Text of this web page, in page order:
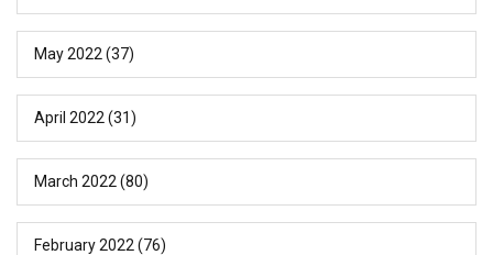
May 2022 (37)
April 2022 (31)
March 2022 (80)
February 2022 (76)